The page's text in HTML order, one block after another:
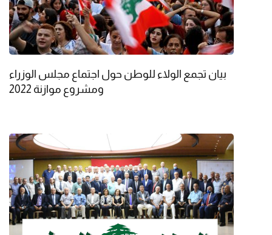
بيان تجمع الولاء للوطن حول اجتماع مجلس الوزراء
ومشروع موازنة 2022